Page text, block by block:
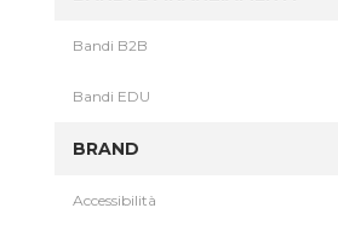
Bandi B2B
Bandi EDU
BRAND
Accessibilità